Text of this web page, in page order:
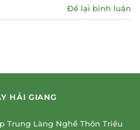
Để lại bình luận
HẢI GIANG
Trung Làng Nghề Thôn Triều